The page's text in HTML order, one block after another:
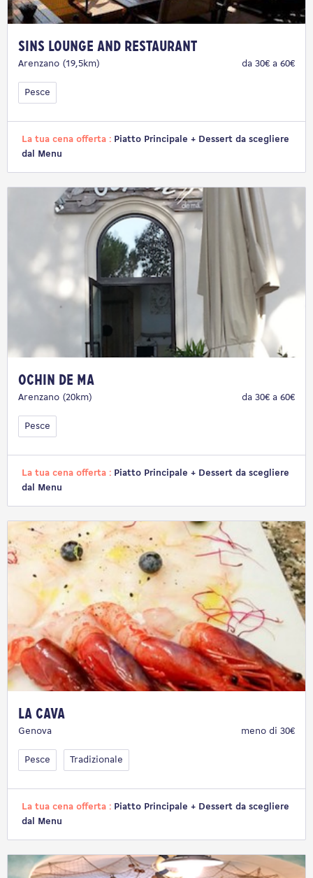
Sins Lounge and Restaurant
Arenzano (19,5km) da 30€ a 60€
Pesce
La tua cena offerta : Piatto Principale + Dessert da scegliere
dal Menu
Ochin de Ma
Arenzano (20km) da 30€ a 60€
Pesce
La tua cena offerta : Piatto Principale + Dessert da scegliere
dal Menu
La Cava
Genova meno di 30€
Pesce Tradizionale
La tua cena offerta : Piatto Principale + Dessert da scegliere
dal Menu